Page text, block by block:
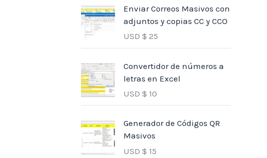
Enviar Correos Masivos con
adjuntos y copias CC y CCO
USD $ 25
Convertidor de números a
letras en Excel
USD $ 10
Generador de Códigos QR
Masivos
USD $ 15